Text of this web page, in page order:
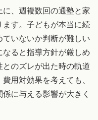
、週複数回の通塾と家
す。子どもが本当に続
いないか判断が難しい
ると指導方針が厳しめ
のズレが出た時の軌道
用対効果を考えても、
に与える影響が大きく